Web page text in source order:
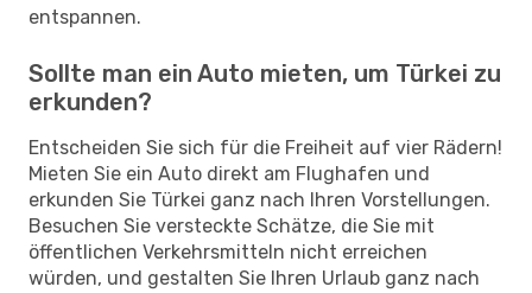
entspannen.
Sollte man ein Auto mieten, um Türkei zu
erkunden?
Entscheiden Sie sich für die Freiheit auf vier Rädern!
Mieten Sie ein Auto direkt am Flughafen und
erkunden Sie Türkei ganz nach Ihren Vorstellungen.
Besuchen Sie versteckte Schätze, die Sie mit
öffentlichen Verkehrsmitteln nicht erreichen
würden, und gestalten Sie Ihren Urlaub ganz nach